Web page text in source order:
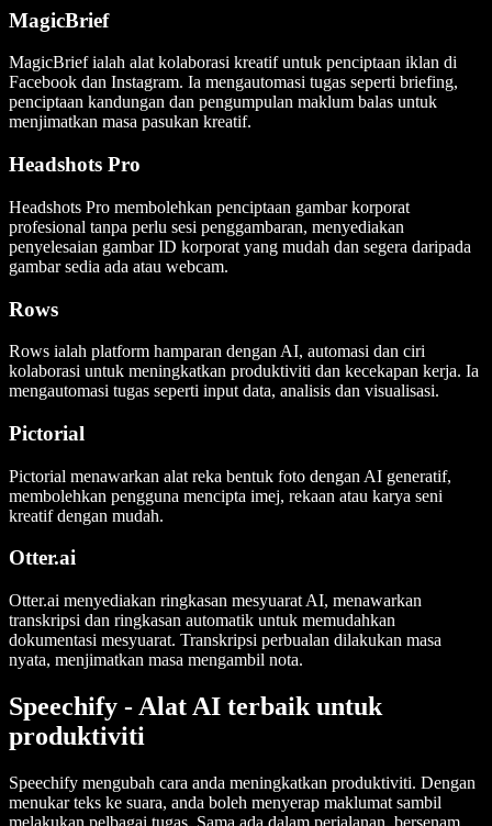
MagicBrief
MagicBrief ialah alat kolaborasi kreatif untuk penciptaan iklan di
Facebook dan Instagram. Ia mengautomasi tugas seperti briefing,
penciptaan kandungan dan pengumpulan maklum balas untuk
menjimatkan masa pasukan kreatif.
Headshots Pro
Headshots Pro membolehkan penciptaan gambar korporat
profesional tanpa perlu sesi penggambaran, menyediakan
penyelesaian gambar ID korporat yang mudah dan segera daripada
gambar sedia ada atau webcam.
Rows
Rows ialah platform hamparan dengan AI, automasi dan ciri
kolaborasi untuk meningkatkan produktiviti dan kecekapan kerja. Ia
mengautomasi tugas seperti input data, analisis dan visualisasi.
Pictorial
Pictorial menawarkan alat reka bentuk foto dengan AI generatif,
membolehkan pengguna mencipta imej, rekaan atau karya seni
kreatif dengan mudah.
Otter.ai
Otter.ai menyediakan ringkasan mesyuarat AI, menawarkan
transkripsi dan ringkasan automatik untuk memudahkan
dokumentasi mesyuarat. Transkripsi perbualan dilakukan masa
nyata, menjimatkan masa mengambil nota.
Speechify - Alat AI terbaik untuk
produktiviti
Speechify mengubah cara anda meningkatkan produktiviti. Dengan
menukar teks ke suara, anda boleh menyerap maklumat sambil
melakukan pelbagai tugas. Sama ada dalam perjalanan, bersenam